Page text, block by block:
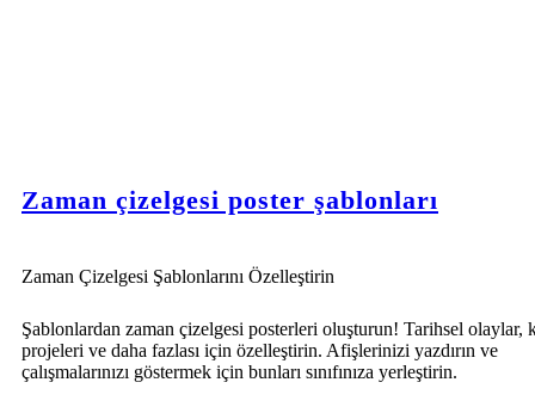
Zaman çizelgesi poster şablonları
Zaman Çizelgesi Şablonlarını Özelleştirin
Şablonlardan zaman çizelgesi posterleri oluşturun! Tarihsel olaylar,
projeleri ve daha fazlası için özelleştirin. Afişlerinizi yazdırın ve
çalışmalarınızı göstermek için bunları sınıfınıza yerleştirin.